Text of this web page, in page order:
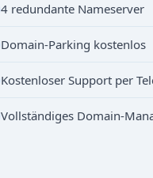
4 redundante Nameserver
Domain-Parking kostenlos
Kostenloser Support per
Vollständiges Domain-